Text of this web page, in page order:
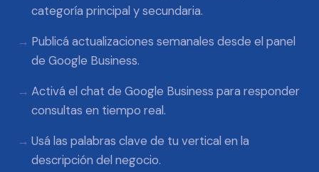
categoría principal y secundaria.
Publicá actualizaciones semanales desde el panel
de Google Business.
Activá el chat de Google Business para responder
consultas en tiempo real.
Usá las palabras clave de tu vertical en la
descripción del negocio.